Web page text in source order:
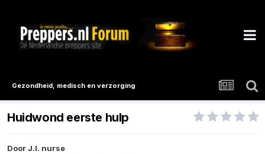
Gezondheid, medisch en verzorging
Huidwond eerste hulp
Door J.I. nurse